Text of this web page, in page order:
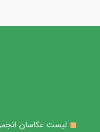
لیست عکاسان